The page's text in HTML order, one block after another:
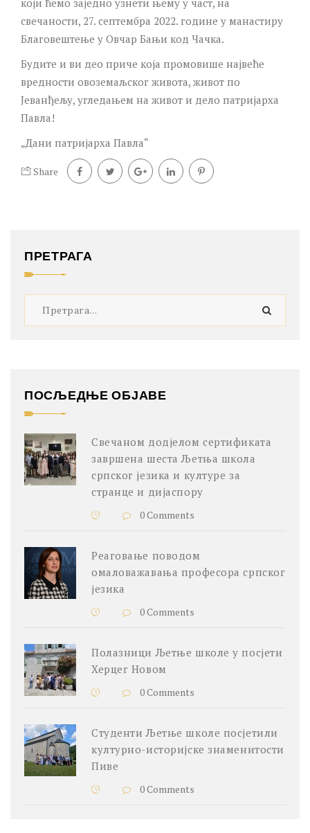
који ћемо заједно узнети њему у част, на
свечаности, 27. септембра 2022. године у манастиру
Благовештење у Овчар Бањи код Чачка.
Будите и ви део приче која промовише највеће
вредности овоземаљског живота, живот по
Јеванђељу, угледањем на живот и дело патријарха
Павла!
„Дани патријарха Павла“
Share
ПРЕТРАГА
ПОСЉЕДЊЕ ОБЈАВЕ
Свечаном додјелом сертификата
завршена шеста Љетња школа
српског језика и културе за
странце и дијаспору
0 Comments
Реаговање поводом
омаловажавања професора српског
језика
0 Comments
Полазници Љетње школе у посјети
Херцег Новом
0 Comments
Студенти Љетње школе посјетили
културно-историјске знаменитости
Пиве
0 Comments